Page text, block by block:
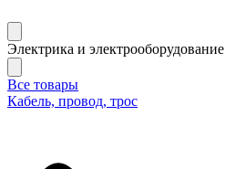
Электрика и электрооборудование
Все товары
Кабель, провод, трос